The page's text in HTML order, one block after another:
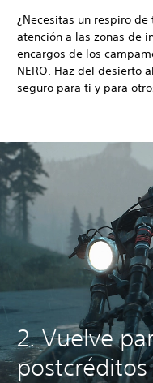
¿Necesitas un respiro
atención a las zonas de
encargos de los
NERO. Haz del desierto
seguro para ti y para
2. Vuelve
postcréditos